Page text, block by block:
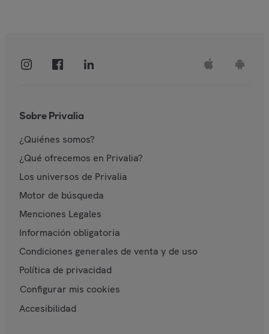
Sobre Privalia
¿Quiénes somos?
¿Qué ofrecemos en Privalia?
Los universos de Privalia
Motor de búsqueda
Menciones Legales
Información obligatoria
Condiciones generales de venta y de uso
Política de privacidad
Configurar mis cookies
Accesibilidad